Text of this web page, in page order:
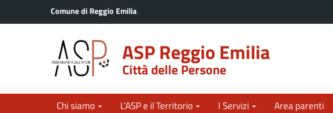
Comune di Reggio Emilia
ASP Reggio Emilia
Città delle Persone
Chi siamo L’ASP e il Territorio I Servizi Area parenti